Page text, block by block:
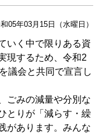
05年03月15日（水曜日）
いく中で限りある資
現するため、令和2
議会と共同で宣言し
ごみの減量や分別な
とりが「減らす・繰
があります。みんな